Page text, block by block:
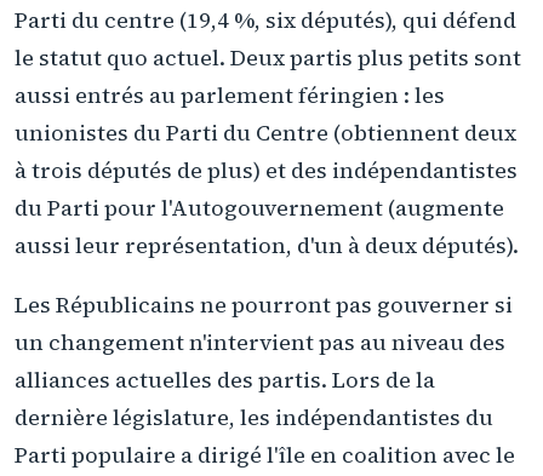
Parti du centre (19,4 %, six députés), qui défend
le statut quo actuel. Deux partis plus petits sont
aussi entrés au parlement féringien : les
unionistes du Parti du Centre (obtiennent deux
à trois députés de plus) et des indépendantistes
du Parti pour l'Autogouvernement (augmente
aussi leur représentation, d'un à deux députés).
Les Républicains ne pourront pas gouverner si
un changement n'intervient pas au niveau des
alliances actuelles des partis. Lors de la
dernière législature, les indépendantistes du
Parti populaire a dirigé l'île en coalition avec le